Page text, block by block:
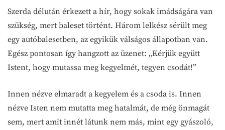
Szerda délután érkezett a hír, hogy sokak imádságára van
szükség, mert baleset történt. Három lelkész sérült meg
egy autóbalesetben, az egyikük válságos állapotban van.
Egész pontosan így hangzott az üzenet: „Kérjük együtt
Istent, hogy mutassa meg kegyelmét, tegyen csodát!”
Innen nézve elmaradt a kegyelem és a csoda is. Innen
nézve Isten nem mutatta meg hatalmát, de még önmagát
sem, mert amit innét látunk nem más, mint egy gyászoló,